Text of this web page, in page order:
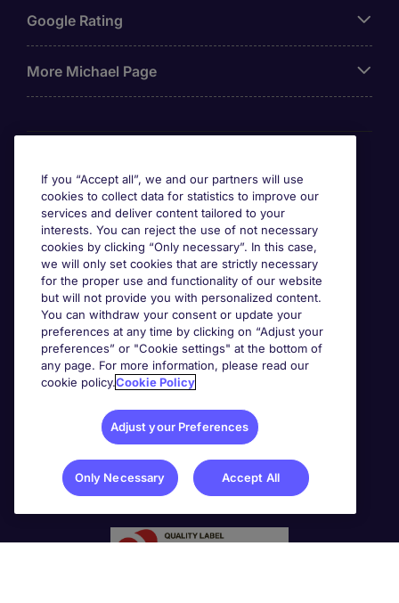
Google Rating
More Michael Page
If you “Accept all”, we and our partners will use
cookies to collect data for statistics to improve our
services and deliver content tailored to your
interests. You can reject the use of not necessary
cookies by clicking “Only necessary”. In this case,
we will only set cookies that are strictly necessary
for the proper use and functionality of our website
but will not provide you with personalized content.
You can withdraw your consent or update your
preferences at any time by clicking on “Adjust your
preferences” or "Cookie settings" at the bottom of
any page. For more information, please read our
cookie policy.Cookie Policy
Adjust your Preferences
Only Necessary Accept All